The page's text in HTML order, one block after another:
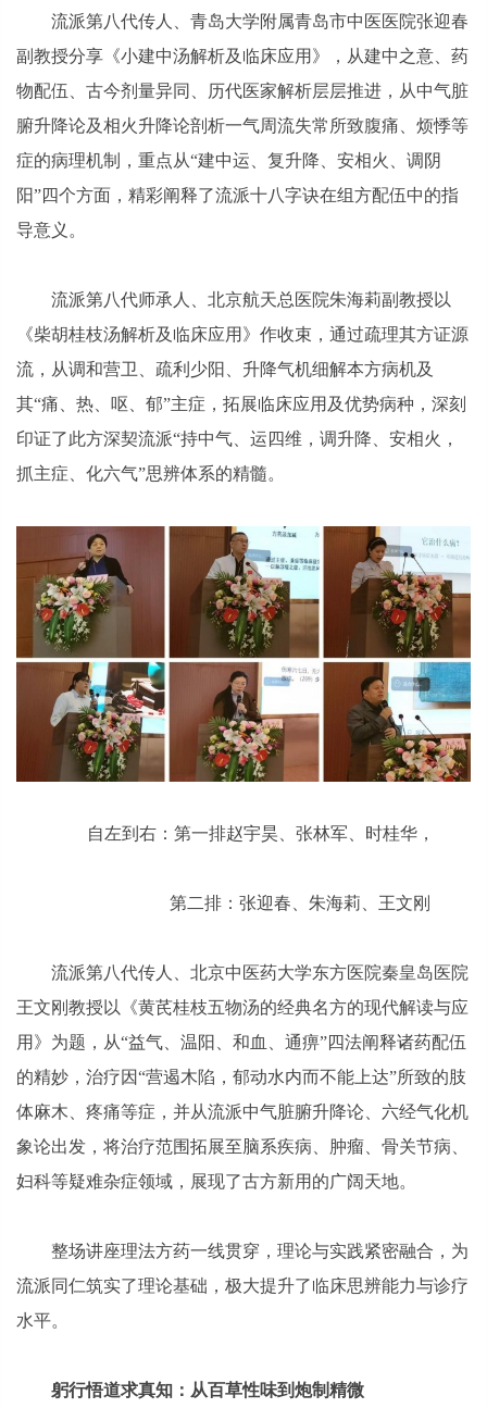
流派第八代传人、青岛大学附属青岛市中医医院张迎春
副教授分享《小建中汤解析及临床应用》，从建中之意、药
物配伍、古今剂量异同、历代医家解析层层推进，从中气脏
腑升降论及相火升降论剖析一气周流失常所致腹痛、烦悸等
症的病理机制，重点从“建中运、复升降、安相火、调阴
阳”四个方面，精彩阐释了流派十八字诀在组方配伍中的指
导意义。
流派第八代师承人、北京航天总医院朱海莉副教授以
《柴胡桂枝汤解析及临床应用》作收束，通过疏理其方证源
流，从调和营卫、疏利少阳、升降气机细解本方病机及
其“痛、热、呕、郁”主症，拓展临床应用及优势病种，深刻
印证了此方深契流派“持中气、运四维，调升降、安相火，
抓主症、化六气”思辨体系的精髓。
自左到右：第一排赵宇昊、张林军、时桂华，
第二排：张迎春、朱海莉、王文刚
流派第八代传人、北京中医药大学东方医院秦皇岛医院
王文刚教授以《黄芪桂枝五物汤的经典名方的现代解读与应
用》为题，从“益气、温阳、和血、通痹”四法阐释诸药配伍
的精妙，治疗因“营遏木陷，郁动水内而不能上达”所致的肢
体麻木、疼痛等症，并从流派中气脏腑升降论、六经气化机
象论出发，将治疗范围拓展至脑系疾病、肿瘤、骨关节病、
妇科等疑难杂症领域，展现了古方新用的广阔天地。
整场讲座理法方药一线贯穿，理论与实践紧密融合，为
流派同仁筑实了理论基础，极大提升了临床思辨能力与诊疗
水平。
躬行悟道求真知：从百草性味到炮制精微